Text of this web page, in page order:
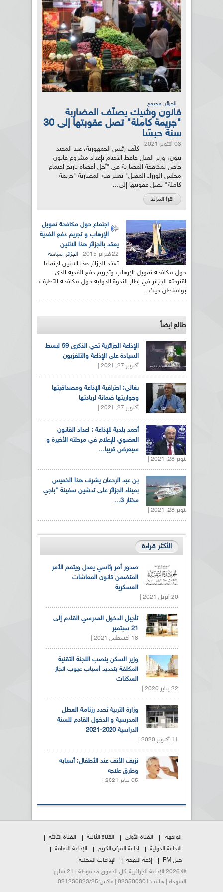
الجزائر, مجتمع
قانون وشيك يصنّف المضاربة
"جريمة كاملة" تصل عقوبتها إلى 30
سنة حبسًا
03 أكتوبر 2021
كلّف رئيس الجمهورية، عبد المجيد
تبون، وزير العدل حافظ الأختام بإعداد مشروع قانون
خاص بمكافحة المضاربة في "أجل أقصاه تاريخ اجتماع
مجلس الوزراء المقبل" تعتبر فيه المضاربة "جريمة
كاملة" تصل عقوبتها إلى...
اقرأ المزيد
اجتماع حول مكافحة تمويل
الإرهاب و تجريم دفع الفدية
يعقد بالجزائر هذا الاثنين
22 فبراير 2015 الجزائر, سياسة
تعقد الجزائر هذا الاثنين اجتماعا
حول مكافحة تمويل الإرهاب وتجريم دفع الفدية الذي
اقترحته الجزائر في إطار الندوة الدولية حول مكافحة التطرف
بواشنطن حيث...
طالع ايضاً
الإذاعة الجزائرية تحي الذكرى 59 لبسط
السيادة على الإذاعة والتلفزيون
أكتوبر 27, 2021 |
بغالي: احترافية الإذاعة ومصداقيتها
وجواريتها ضمانة لريادتها
أكتوبر 27, 2021 |
أحمد بلدية للإذاعة : اعداد القانون
العضوي للإعلام في مرحلته الأخيرة و
سيعرض قريبا...
أكتوبر 28, 2021 |
بن عبد الرحمان يشرف هذا الخميس
بميناء الجزائر على تدشين سفينة "باجي
مختار 3...
أكتوبر 28, 2021 |
الأكثر قراءة
صدور أمر رئاسي يعدل ويتمم الأمر
المتضمن قانون المعاشات
العسكرية
20 أبريل 2021 |
تأجيل الدخول المدرسي القادم إلى
21 سبتمبر
18 أغسطس 2021 |
وزير السكن ينصب اللجنة التقنية
المكلفة بتحديد أسباب عيوب انجاز
السكنات
22 يناير 2020 |
وزارة التربية تحدد رزنامة العطل
المدرسية و الدخول القادم للسنة
الدراسية 2020-2021
11 أكتوبر 2020 |
نزيف الأنف عند الأطفال: أسبابه
وطرق علاجه
05 يناير 2021 |
الواجهة القناة الأولى القناة الثانية
القناة الثالثة
الإذاعة الدولية
إذاعة القرآن الكريم
الإذاعة الثقافة
جيل FM
إذعة البهجة
الإذاعات المحلية
© 2026 الإذاعة الجزائرية. كل الحقوق محفوظة | 21 شارع
الشهداء | هاتف:023500301 | فاكس:021230823/25